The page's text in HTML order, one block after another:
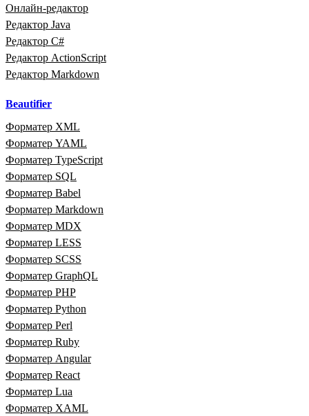
Онлайн‑редактор
Редактор Java
Редактор C#
Редактор ActionScript
Редактор Markdown
Beautifier
Форматер XML
Форматер YAML
Форматер TypeScript
Форматер SQL
Форматер Babel
Форматер Markdown
Форматер MDX
Форматер LESS
Форматер SCSS
Форматер GraphQL
Форматер PHP
Форматер Python
Форматер Perl
Форматер Ruby
Форматер Angular
Форматер React
Форматер Lua
Форматер XAML